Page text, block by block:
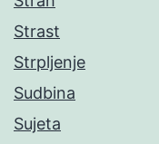
Strast
Strpljenje
Sudbina
Sujeta